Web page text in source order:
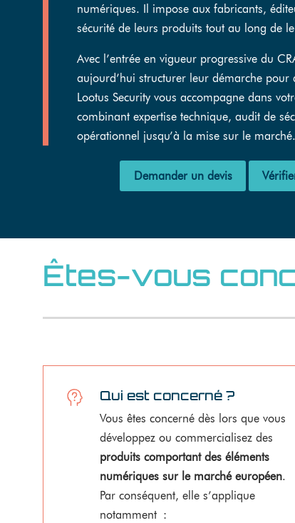
numériques. Il impose aux fabricants,
sécurité de leurs produits tout au long de
Avec l’entrée en vigueur progressive du
aujourd’hui structurer leur démarche
Lootus Security vous accompagne dans
combinant expertise technique, audit de
opérationnel jusqu’à la mise sur le marché.
Demander un devis
Êtes-vous
Qui est concerné ?
Vous êtes concerné dès lors que vous
développez ou commercialisez des
produits comportant des éléments
numériques sur le marché européen.
Par conséquent, elle s’applique
notamment :